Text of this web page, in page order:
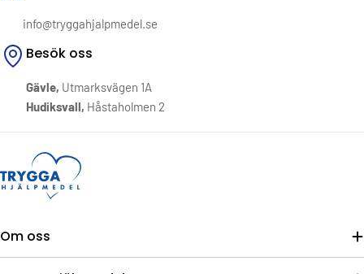
info@tryggahjalpmedel.se
Besök oss
Gävle, Utmarksvägen 1A
Hudiksvall, Håstaholmen 2
Om oss